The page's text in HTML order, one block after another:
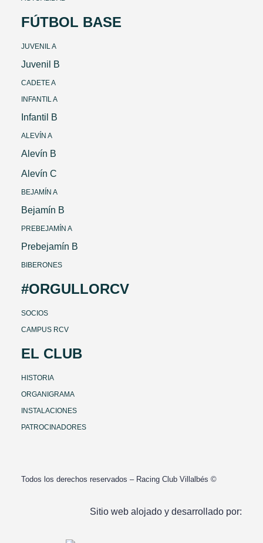
FÚTBOL BASE
JUVENIL A
Juvenil B
CADETE A
INFANTIL A
Infantil B
ALEVÍN A
Alevín B
Alevín C
BEJAMÍN A
Bejamín B
PREBEJAMÍN A
Prebejamín B
BIBERONES
#ORGULLORCV
SOCIOS
CAMPUS RCV
EL CLUB
HISTORIA
ORGANIGRAMA
INSTALACIONES
PATROCINADORES
Todos los derechos reservados – Racing Club Villalbés ©
Sitio web alojado y desarrollado por: